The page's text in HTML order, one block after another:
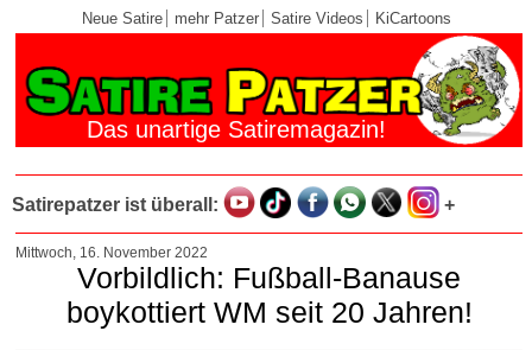
Neue Satire mehr Patzer Satire Videos KiCartoons
Das unartige Satiremagazin!
Satirepatzer ist überall: +
Mittwoch, 16. November 2022
Vorbildlich: Fußball-Banause
boykottiert WM seit 20 Jahren!